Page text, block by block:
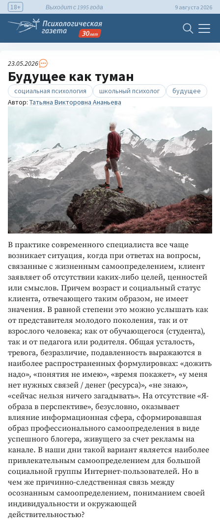
18+ Выходит с 1995 года 9 августа 2026
23.05.2026
Будущее как туман
социальная психология школьный психолог
будущее
Автор: Татьяна Викторовна Ананьева
В практике современного специалиста все чаще
возникает ситуация, когда при ответах на вопросы,
связанные с жизненным самоопределением, клиент
заявляет об отсутствии каких-либо целей, ценностей
или смыслов. Причем возраст и социальный статус
клиента, отвечающего таким образом, не имеет
значения. В равной степени это можно услышать как
от представителя молодого поколения, так и от
взрослого человека; как от обучающегося (студента),
так и от педагога или родителя. Общая усталость,
тревога, безразличие, подавленность выражаются в
наиболее распространенных формулировках: «дожить
надо», «понятия не имею», «время покажет», «у меня
нет нужных связей / денег (ресурса)», «не знаю»,
«сейчас нельзя ничего загадывать». На отсутствие «Я-
образа в перспективе», безусловно, оказывает
влияние информационная сфера, сформировавшая
образ профессионального самоопределения в виде
успешного блогера, живущего за счет рекламы на
канале. В наши дни такой вариант является наиболее
привлекательным самоопределением для большой
социальной группы Интернет-пользователей. Но в
чем же причинно-следственная связь между
осознанным самоопределением, пониманием своей
индивидуальности и окружающей
действительностью?